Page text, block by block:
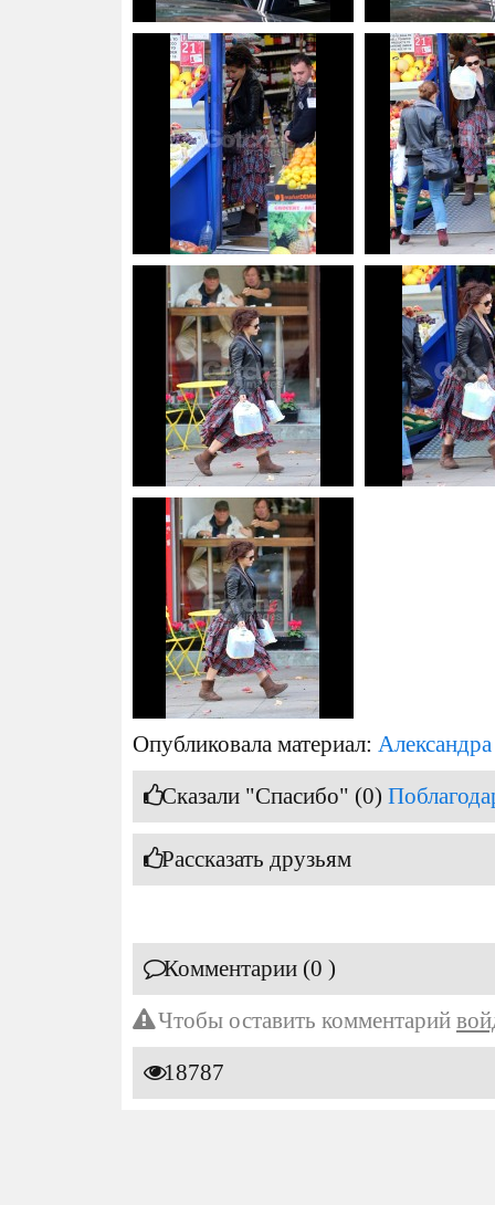
Опубликовала материал:
Сказали "Спасибо" (0)
Рассказать друзьям
Комментарии (0 )
Чтобы оставить комментарий
18787